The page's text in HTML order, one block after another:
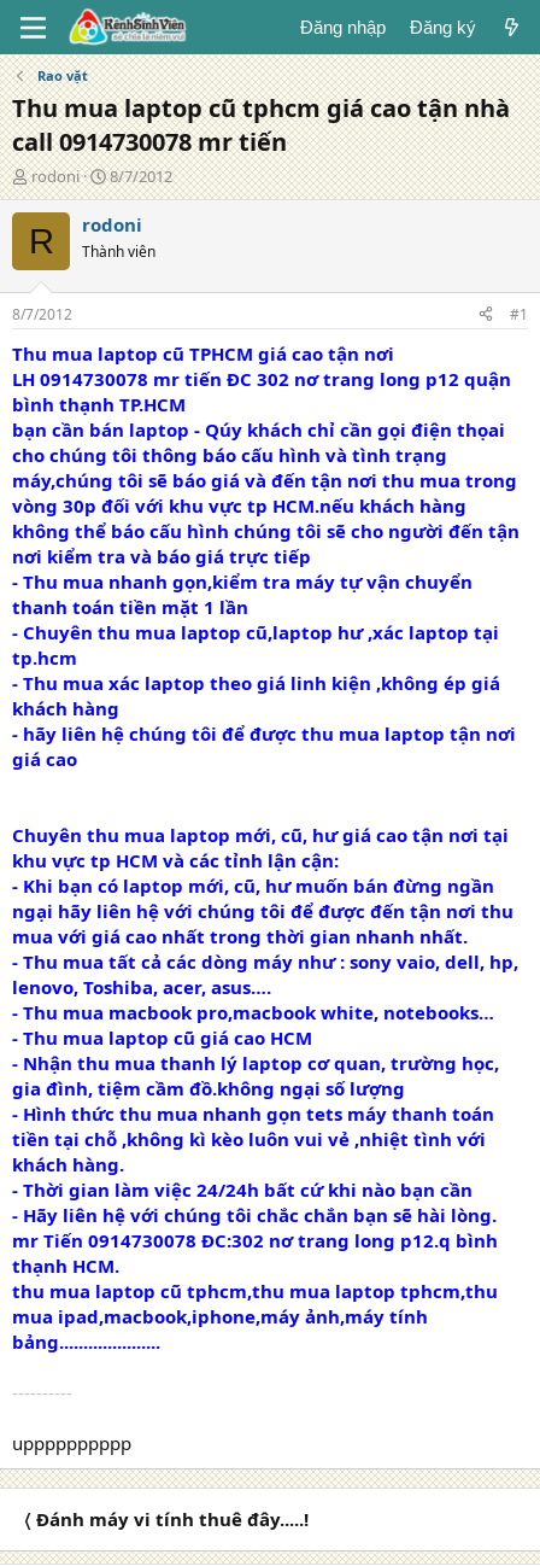
Đăng nhập Đăng ký
Rao vặt
Thu mua laptop cũ tphcm giá cao tận nhà
call 0914730078 mr tiến
T
á
c
g
ả
rodoni
N
g
à
đ
g
8/7/2012
R rodoni
Thành viên
8/7/2012 #1
Thu mua laptop cũ TPHCM giá cao tận nơi
LH 0914730078 mr tiến ĐC 302 nơ trang long p12 quận
bình thạnh TP.HCM
bạn cần bán laptop - Qúy khách chỉ cần gọi điện thọai
cho chúng tôi thông báo cấu hình và tình trạng
máy,chúng tôi sẽ báo giá và đến tận nơi thu mua trong
vòng 30p đối với khu vực tp HCM.nếu khách hàng
không thể báo cấu hình chúng tôi sẽ cho người đến tận
nơi kiểm tra và báo giá trực tiếp
- Thu mua nhanh gọn,kiểm tra máy tự vận chuyển
thanh toán tiền mặt 1 lần
- Chuyên thu mua laptop cũ,laptop hư ,xác laptop tại
tp.hcm
- Thu mua xác laptop theo giá linh kiện ,không ép giá
khách hàng
- hãy liên hệ chúng tôi để được thu mua laptop tận nơi
giá cao
Chuyên thu mua laptop mới, cũ, hư giá cao tận nơi tại
khu vực tp HCM và các tỉnh lận cận:
- Khi bạn có laptop mới, cũ, hư muốn bán đừng ngần
ngại hãy liên hệ với chúng tôi để được đến tận nơi thu
mua với giá cao nhất trong thời gian nhanh nhất.
- Thu mua tất cả các dòng máy như : sony vaio, dell, hp,
lenovo, Toshiba, acer, asus….
- Thu mua macbook pro,macbook white, notebooks…
- Thu mua laptop cũ giá cao HCM
- Nhận thu mua thanh lý laptop cơ quan, trường học,
gia đình, tiệm cầm đồ.không ngại số lượng
- Hình thức thu mua nhanh gọn tets máy thanh toán
tiền tại chỗ ,không kì kèo luôn vui vẻ ,nhiệt tình với
khách hàng.
- Thời gian làm việc 24/24h bất cứ khi nào bạn cần
- Hãy liên hệ với chúng tôi chắc chắn bạn sẽ hài lòng.
mr Tiến 0914730078 ĐC:302 nơ trang long p12.q bình
thạnh HCM.
thu mua laptop cũ tphcm,thu mua laptop tphcm,thu
mua ipad,macbook,iphone,máy ảnh,máy tính
bảng.....................
----------
upppppppppp
〈 Đánh máy vi tính thuê đây.....!